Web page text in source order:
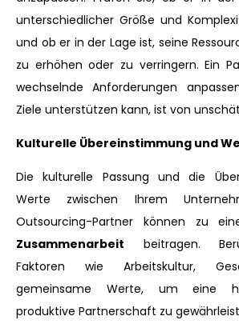
unterschiedlicher Größe und
und ob er in der Lage ist, seine
zu erhöhen oder zu verringern. Ein
wechselnde Anforderungen
Ziele unterstützen kann, ist von
Kulturelle Übereinstimmung und
Die kulturelle Passung und die
Werte zwischen Ihrem
Outsourcing-Partner können zu
Zusammenarbeit beitragen.
Faktoren wie Arbeitskultur,
gemeinsame Werte, um eine
produktive Partnerschaft zu